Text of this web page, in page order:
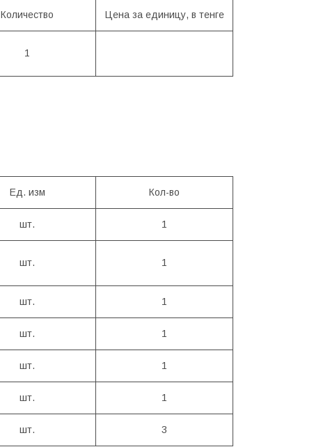
Количество Цена за единицу, в тенге
1
Ед. изм Кол-во
шт. 1
шт. 1
шт. 1
шт. 1
шт. 1
шт. 1
шт. 3